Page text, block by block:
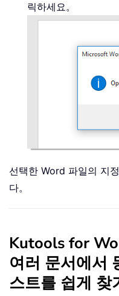
릭하세요。
선택한 Word 파일의 지
다。
Kutools for
여러 문서에서
스트를 쉽게 찾